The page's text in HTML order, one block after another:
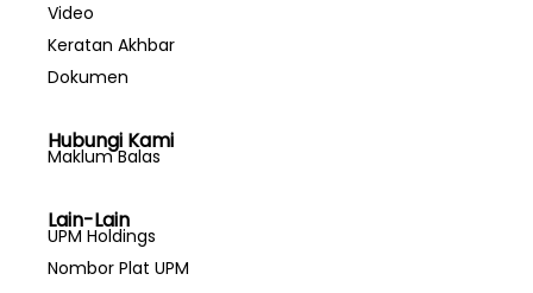
Video
Keratan Akhbar
Dokumen
Hubungi Kami
Maklum Balas
Lain-Lain
UPM Holdings
Nombor Plat UPM